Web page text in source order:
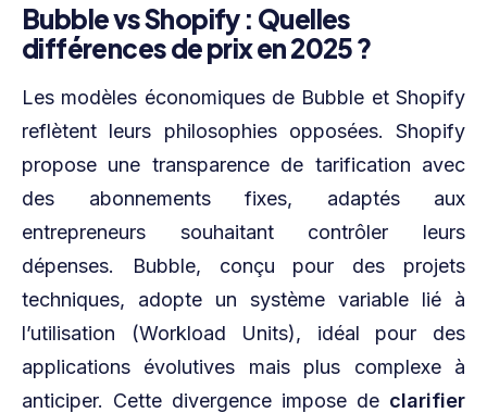
Bubble vs Shopify : Quelles
différences de prix en 2025 ?
Les modèles économiques de Bubble et Shopify
reflètent leurs philosophies opposées. Shopify
propose une transparence de tarification avec
des abonnements fixes, adaptés aux
entrepreneurs souhaitant contrôler leurs
dépenses. Bubble, conçu pour des projets
techniques, adopte un système variable lié à
l’utilisation (Workload Units), idéal pour des
applications évolutives mais plus complexe à
anticiper. Cette divergence impose de clarifier